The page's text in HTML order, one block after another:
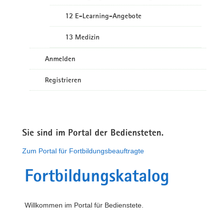
12 E-Learning-Angebote
13 Medizin
Anmelden
Registrieren
Sie sind im Portal der Bediensteten.
Zum Portal für Fortbildungsbeauftragte
Fortbildungskatalog
Willkommen im Portal für Bedienstete.